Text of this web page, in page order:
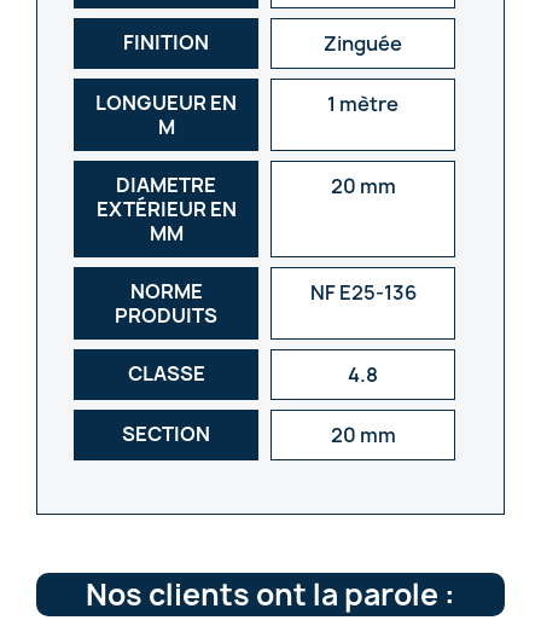
FINITION Zinguée
LONGUEUR EN
M
1 mètre
DIAMETRE
EXTÉRIEUR EN
MM
20 mm
NORME
PRODUITS
NF E25-136
CLASSE 4.8
SECTION 20 mm
Nos clients ont la parole :